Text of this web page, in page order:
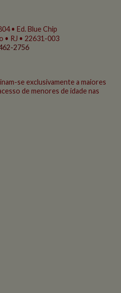
• Ed. Blue Chip
• RJ • 22631-003
2756
se exclusivamente a maiores
de menores de idade nas